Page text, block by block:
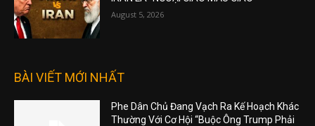
August 5, 2026
BÀI VIẾT MỚI NHẤT
Phe Dân Chủ Đang Vạch Ra Kế Hoạch Khác
Thường Với Cơ Hội “Buộc Ông Trump Phải